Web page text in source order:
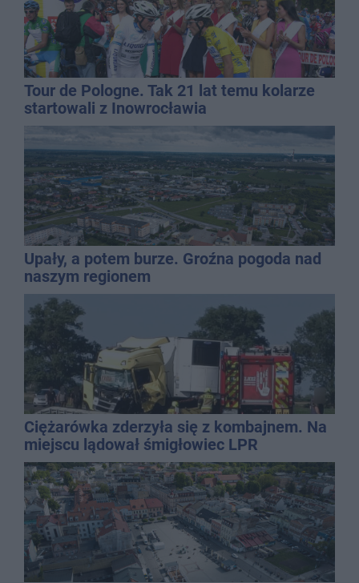
Tour de Pologne. Tak 21 lat temu kolarze
startowali z Inowrocławia
Upały, a potem burze. Groźna pogoda nad
naszym regionem
Ciężarówka zderzyła się z kombajnem. Na
miejscu lądował śmigłowiec LPR